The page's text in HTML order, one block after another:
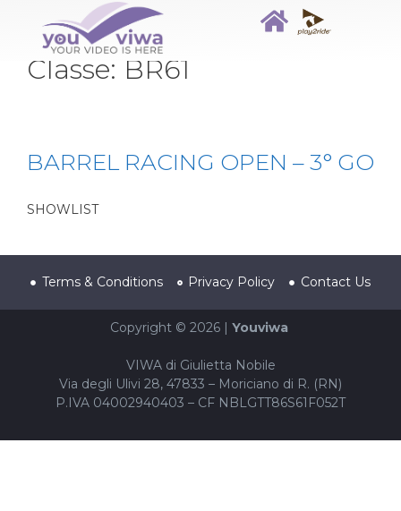
Classe: BR61
BARREL RACING OPEN – 3° GO
SHOWLIST
Terms & Conditions Privacy Policy Contact Us
Copyright © 2026 | Youviwa
VIWA di Giulietta Nobile
Via degli Ulivi 28, 47833 – Moriciano di R. (RN)
P.IVA 04002940403 – CF NBLGTT86S61F052T